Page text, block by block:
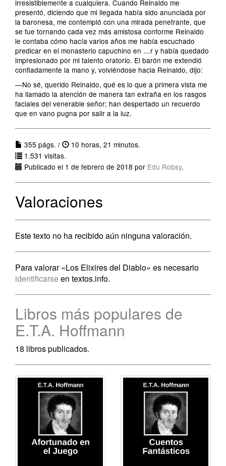
irresistiblemente a cualquiera. Cuando Reinaldo me
presentó, diciendo que mi llegada había sido anunciada por
la baronesa, me contempló con una mirada penetrante, que
se fue tornando cada vez más amistosa conforme Reinaldo
le contaba cómo hacía varios años me había escuchado
predicar en el monasterio capuchino en …r y había quedado
impresionado por mi talento oratorio. El barón me extendió
confiadamente la mano y, volviéndose hacia Reinaldo, dijo:
—No sé, querido Reinaldo, qué es lo que a primera vista me
ha llamado la atención de manera tan extraña en los rasgos
faciales del venerable señor; han despertado un recuerdo
que en vano pugna por salir a la luz.
355 págs. /
10 horas, 21 minutos.
1.531 visitas.
Publicado el 1 de febrero de 2018 por Edu Robsy.
Valoraciones
Este texto no ha recibido aún ninguna valoración.
Para valorar «Los Elixires del Diablo» es necesario
identificarse en textos.info.
Libros más populares de
E.T.A. Hoffmann
18 libros publicados.